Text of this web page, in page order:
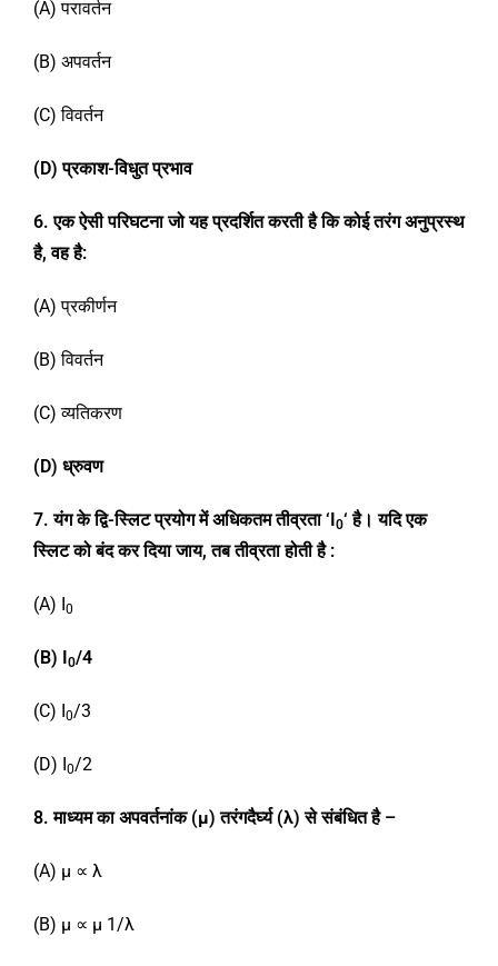
(A) परावर्तन
(B) अपवर्तन
(C) विवर्तन
(D)प्रकाश-विधुत प्रभाव
6. एक ऐसी परिघटना जो यह प्रदर्शित करती है कि कोई तरंग अनुप्रस्थ
है,वह है:
(A) प्रकीर्णन
(B) विवर्तन
(C) व्यतिकरण
(D) ध्रुवण
7. यंग के द्वि-स्लिट प्रयोग में अधिकतम तीव्रता ‘I0‘है। यदि एक
स्लिट को बंद कर दिया जाय,तब तीव्रता होती है:
(A) I0
(B) I0/4
(C) I0/3
(D) I0/2
8. माध्यम का अपवर्तनांक (μ)तरंगदैर्घ्य (λ)से संबंधित है –
(A) μ ∝ λ
(B) μ ∝ μ 1/λ